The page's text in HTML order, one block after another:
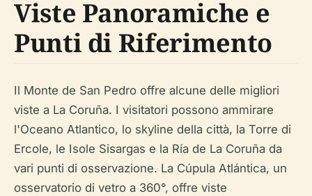
Viste Panoramiche e
Punti di Riferimento
Il Monte de San Pedro offre alcune delle migliori
viste a La Coruña. I visitatori possono ammirare
l'Oceano Atlantico, lo skyline della città, la Torre di
Ercole, le Isole Sisargas e la Ría de La Coruña da
vari punti di osservazione. La Cúpula Atlántica, un
osservatorio di vetro a 360°, offre viste